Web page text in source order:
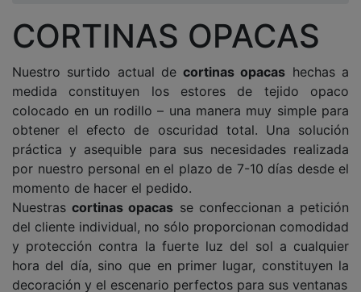
CORTINAS OPACAS
Nuestro surtido actual decortinas opacas hechas a
medida constituyen los estores de tejido opaco
colocado en un rodillo – una manera muy simple para
obtener el efecto de oscuridad total. Una solución
práctica y asequible para sus necesidades realizada
por nuestro personal en el plazo de 7-10 días desde el
momento de hacer el pedido.
Nuestrascortinas opacas se confeccionan a petición
del cliente individual, no sólo proporcionan comodidad
y protección contra la fuerte luz del sol a cualquier
hora del día, sino que en primer lugar, constituyen la
decoración y el escenario perfectos para sus ventanas